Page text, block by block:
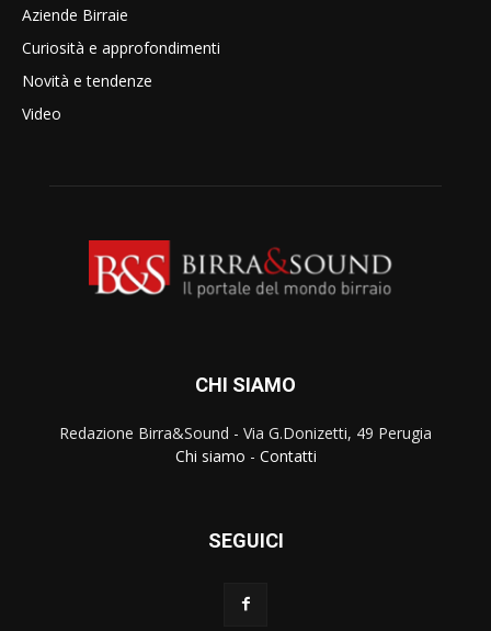
Aziende Birraie
Curiosità e approfondimenti
Novità e tendenze
Video
CHI SIAMO
Redazione Birra&Sound - Via G.Donizetti, 49 Perugia
Chi siamo - Contatti
SEGUICI